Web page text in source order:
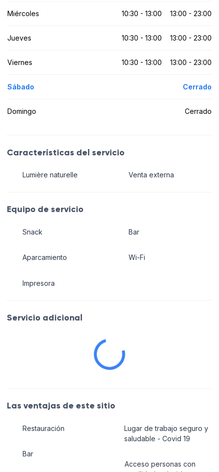
Miércoles 10:30 - 13:00 13:00 - 23:00
Jueves 10:30 - 13:00 13:00 - 23:00
Viernes 10:30 - 13:00 13:00 - 23:00
Sábado Cerrado
Domingo Cerrado
Características del servicio
Lumière naturelle Venta externa
Equipo de servicio
Snack
Aparcamiento
Impresora
Bar
Wi-Fi
Servicio adicional
Las ventajas de este sitio
Restauración
Bar
Lugar de trabajo seguro y
saludable - Covid 19
Acceso personas con